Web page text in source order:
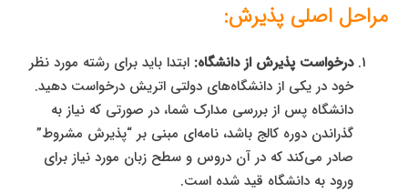
مراحل اصلی پذیرش:
درخواست پذیرش از دانشگاه: ابتدا باید برای رشته مورد نظر
خود در یکی از دانشگاه‌های دولتی اتریش درخواست دهید.
دانشگاه پس از بررسی مدارک شما، در صورتی که نیاز به
گذراندن دوره کالج باشد، نامه‌ای مبنی بر “پذیرش مشروط”
صادر می‌کند که در آن دروس و سطح زبان مورد نیاز برای
ورود به دانشگاه قید شده است.